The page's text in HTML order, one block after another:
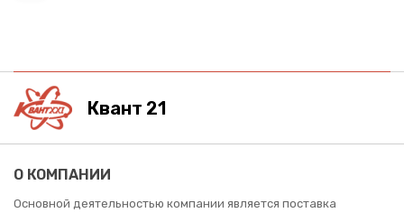
Квант 21
О КОМПАНИИ
Основной деятельностью компании является поставка